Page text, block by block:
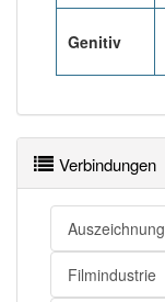
Genitiv
Verbindungen
Auszeichnung
Filmindustrie